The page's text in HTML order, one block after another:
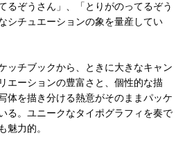
るぞうさん」、「とりがのってるぞう
シチュエーションの象を量産してい
ッチブックから、ときに大きなキャン
エーションの豊富さと、個性的な描
体を描き分ける熱意がそのままパッケ
る。ユニークなタイポグラフィを奏で
魅力的。